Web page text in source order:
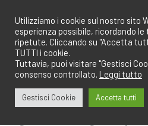
contenuto
Utilizziamo i cookie sul nostro sito
esperienza possibile, ricordando
ripetute. Cliccando su "Accetta
TUTTI i cookie.
Tuttavia, puoi visitare "Gestisci
consenso controllato. Leggi tutto
Gestisci Cookie Accetta tutti